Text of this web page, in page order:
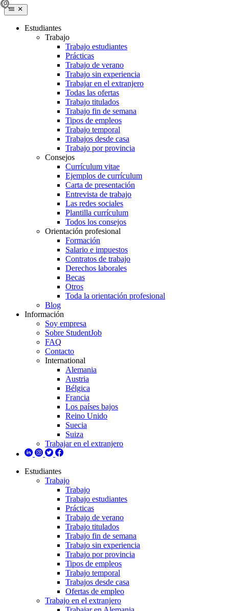
Estudiantes
Trabajo
Trabajo estudiantes
Prácticas
Trabajo de verano
Trabajo sin experiencia
Trabajar en el extranjero
Todas las ofertas
Trabajo titulados
Trabajo fin de semana
Tipos de empleos
Trabajo temporal
Trabajos desde casa
Trabajo por provincia
Consejos
Currículum vitae
Ejemplos de currículum
Carta de presentación
Entrevista de trabajo
Las redes sociales
Plantilla currículum
Todos los consejos
Orientación profesional
Formación
Salario e impuestos
Contratos de trabajo
Derechos laborales
Becas
Otros
Toda la orientación profesional
Blog
Información
Soy empresa
Sobre StudentJob
FAQ
Contacto
International
Alemania
Austria
Bélgica
Francia
Los países bajos
Reino Unido
Suecia
Suiza
Trabajar en el extranjero
Estudiantes
Trabajo
Trabajo
Trabajo estudiantes
Prácticas
Trabajo de verano
Trabajo titulados
Trabajo fin de semana
Trabajo sin experiencia
Trabajo por provincia
Tipos de empleos
Trabajo temporal
Trabajos desde casa
Ofertas de empleo
Trabajo en el extranjero